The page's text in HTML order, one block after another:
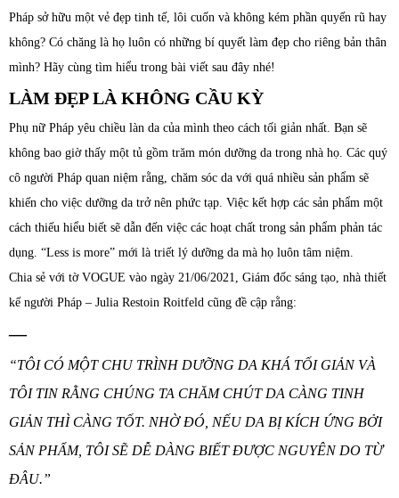
Pháp sở hữu một vẻ đẹp tinh tế, lôi cuốn và không kém phần quyến rũ hay
không? Có chăng là họ luôn có những bí quyết làm đẹp cho riêng bản thân
mình? Hãy cùng tìm hiểu trong bài viết sau đây nhé!
LÀM ĐẸP LÀ KHÔNG CẦU KỲ
Phụ nữ Pháp yêu chiều làn da của mình theo cách tối giản nhất. Bạn sẽ
không bao giờ thấy một tủ gồm trăm món dưỡng da trong nhà họ. Các quý
cô người Pháp quan niệm rằng, chăm sóc da với quá nhiều sản phẩm sẽ
khiến cho việc dưỡng da trở nên phức tạp. Việc kết hợp các sản phẩm một
cách thiếu hiểu biết sẽ dẫn đến việc các hoạt chất trong sản phẩm phản tác
dụng. “Less is more” mới là triết lý dưỡng da mà họ luôn tâm niệm.
Chia sẻ với tờ VOGUE vào ngày 21/06/2021, Giám đốc sáng tạo, nhà thiết
kế người Pháp – Julia Restoin Roitfeld cũng đề cập rằng:
—
“TÔI CÓ MỘT CHU TRÌNH DƯỠNG DA KHÁ TỐI GIẢN VÀ
TÔI TIN RẰNG CHÚNG TA CHĂM CHÚT DA CÀNG TINH
GIẢN THÌ CÀNG TỐT. NHỜ ĐÓ, NẾU DA BỊ KÍCH ỨNG BỞI
SẢN PHẨM, TÔI SẼ DỄ DÀNG BIẾT ĐƯỢC NGUYÊN DO TỪ
ĐÂU.”